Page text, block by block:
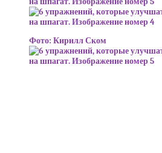
Фото: Кирилл Ском